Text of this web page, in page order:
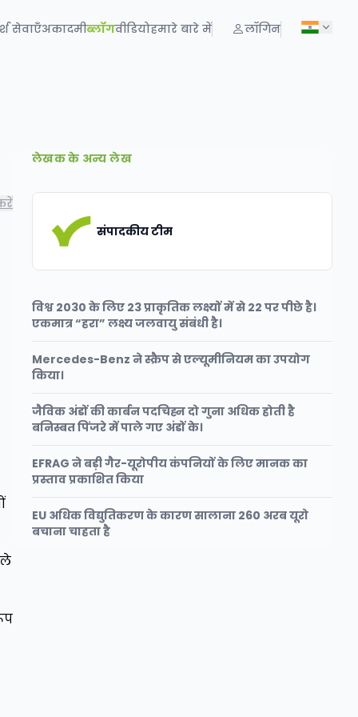
सेवाएँअकादमीब्लॉगवीडियोहमारे बारे में लॉगिन
लेखक के अन्य लेख
संपादकीय टीम
विश्व 2030 के लिए 23 प्राकृतिक लक्ष्यों में से 22 पर पीछे है।
एकमात्र “हरा” लक्ष्य जलवायु संबंधी है।
Mercedes-Benz ने स्क्रैप से एल्यूमीनियम का उपयोग
किया।
जैविक अंडों की कार्बन पदचिह्न दो गुना अधिक होती है
बनिस्बत पिंजरे में पाले गए अंडों के।
EFRAG ने बड़ी गैर-यूरोपीय कंपनियों के लिए मानक का
प्रस्ताव प्रकाशित किया
EU अधिक विद्युतिकरण के कारण सालाना 260 अरब यूरो
बचाना चाहता है